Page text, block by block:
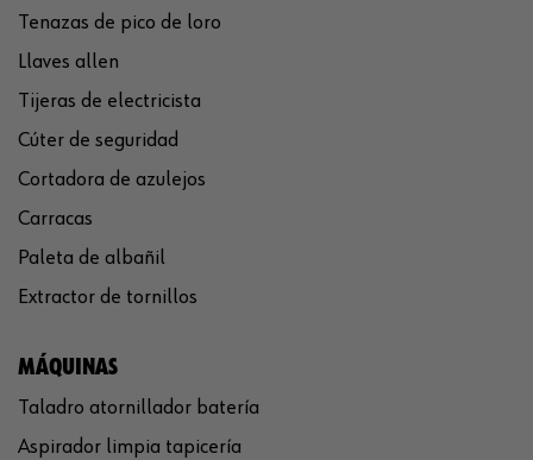
Tenazas de pico de loro
Llaves allen
Tijeras de electricista
Cúter de seguridad
Cortadora de azulejos
Carracas
Paleta de albañil
Extractor de tornillos
MÁQUINAS
Taladro atornillador batería
Aspirador limpia tapicería